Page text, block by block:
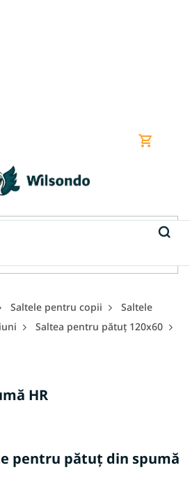
Coş
Saltele pentru copii
Saltele
Saltea pentru pătuț 120x60
HR
pentru pătuț din spumă